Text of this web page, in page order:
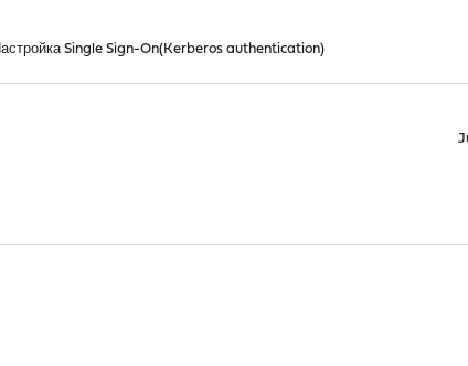
Single Sign-On(Kerberos authentication)